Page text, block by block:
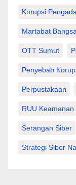
Korupsi
Martabat Bangsa
OTT Sumut
Penyebab
Perpustakaan
RUU
Serangan Siber
Strategi Siber